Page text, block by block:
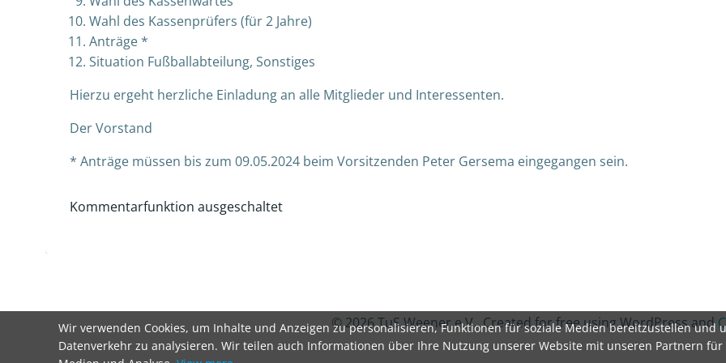
Wahl des Kassenprüfers (für 2 Jahre)
Anträge *
Situation Fußballabteilung, Sonstiges
Hierzu ergeht herzliche Einladung an alle Mitglieder und Interessenten.
Der Vorstand
* Anträge müssen bis zum 09.05.2024 beim Vorsitzenden Peter Gersema eingegangen sein.
Kommentarfunktion ausgeschaltet
© 2026 TuS Weener e.V.. Created for free using WordPress and
Wir verwenden Cookies, um Inhalte und Anzeigen zu personalisieren, Funktionen für soziale Medien bereitzustellen und
Datenverkehr zu analysieren. Wir teilen auch Informationen über Ihre Nutzung unserer Website mit unseren Partnern für